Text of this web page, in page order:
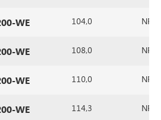
WE 104,0 NR/
WE 108,0 NR/
WE 110,0 NR/
WE 114,3 NR/